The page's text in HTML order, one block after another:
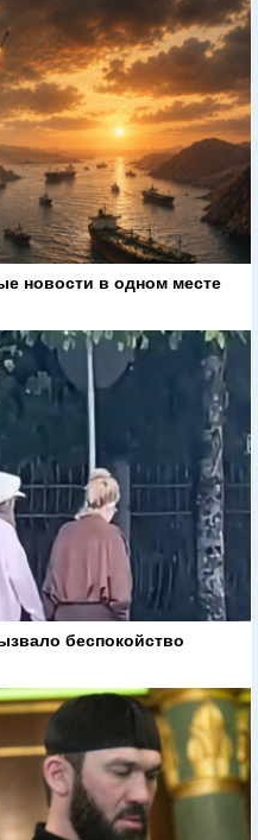
новости в одном месте
беспокойство